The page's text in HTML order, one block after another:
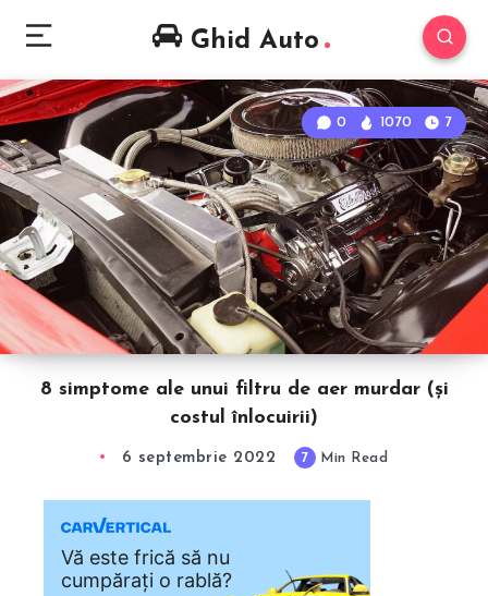
Ghid Auto
0 1070 7
8 simptome ale unui filtru de aer murdar (și
costul înlocuirii)
6 septembrie 2022 7 Min Read